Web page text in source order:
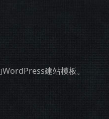
建站模板。